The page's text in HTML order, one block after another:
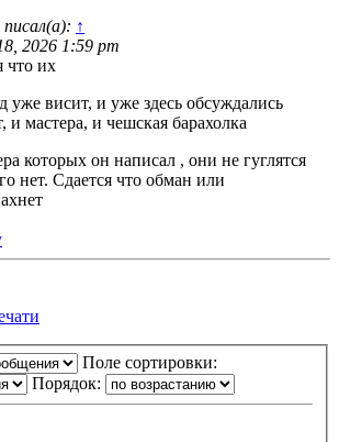
писал(а): ↑
2026 1:59 pm
что их
уже висит, и уже здесь обсуждались
и мастера, и чешская барахолка
которых он написал , они не гуглятся
нет. Сдается что обман или
Поле сортировки:
Порядок: